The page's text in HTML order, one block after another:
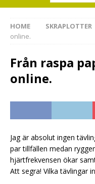
HOME SKRAPLOTTER
online.
Från raspa
online.
Jag är absolut ingen
par tillfällen medan
hjärtfrekvensen ökar
Att segra! Vilka tävlingar